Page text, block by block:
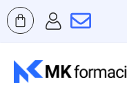
al
contenido